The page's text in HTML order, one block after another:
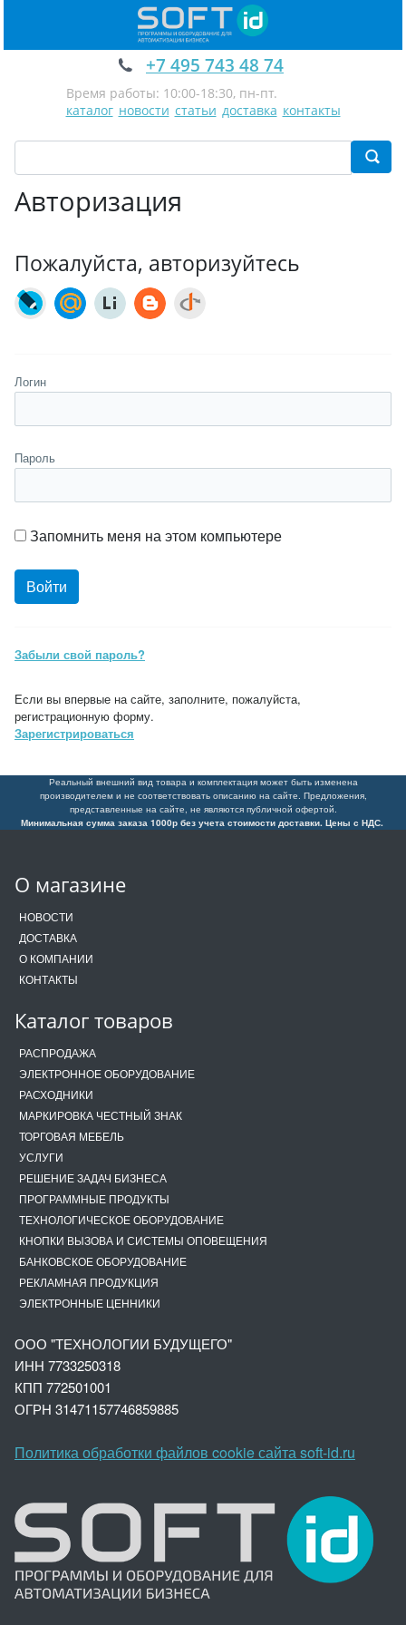
+7 495 743 48 74
Время работы: 10:00-18:30, пн-пт.
каталог новости статьи доставка контакты
Авторизация
Пожалуйста, авторизуйтесь
Логин
Пароль
Запомнить меня на этом компьютере
Забыли свой пароль?
Если вы впервые на сайте, заполните, пожалуйста,
регистрационную форму.
Зарегистрироваться
Реальный внешний вид товара и комплектация может быть изменена
производителем и не соответствовать описанию на сайте. Предложения,
представленные на сайте, не являются публичной офертой.
Минимальная сумма заказа 1000р без учета стоимости доставки. Цены с НДС.
О магазине
НОВОСТИ
ДОСТАВКА
О КОМПАНИИ
КОНТАКТЫ
Каталог товаров
РАСПРОДАЖА
ЭЛЕКТРОННОЕ ОБОРУДОВАНИЕ
РАСХОДНИКИ
МАРКИРОВКА ЧЕСТНЫЙ ЗНАК
ТОРГОВАЯ МЕБЕЛЬ
УСЛУГИ
РЕШЕНИЕ ЗАДАЧ БИЗНЕСА
ПРОГРАММНЫЕ ПРОДУКТЫ
ТЕХНОЛОГИЧЕСКОЕ ОБОРУДОВАНИЕ
КНОПКИ ВЫЗОВА И СИСТЕМЫ ОПОВЕЩЕНИЯ
БАНКОВСКОЕ ОБОРУДОВАНИЕ
РЕКЛАМНАЯ ПРОДУКЦИЯ
ЭЛЕКТРОННЫЕ ЦЕННИКИ
ООО "ТЕХНОЛОГИИ БУДУЩЕГО"
ИНН 7733250318
КПП 772501001
ОГРН 31471157746859885
Политика обработки файлов cookie сайта soft-id.ru